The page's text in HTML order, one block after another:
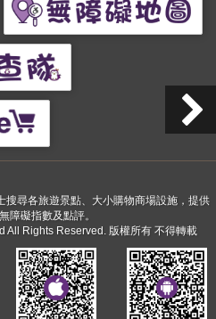
搜尋各旅遊景點、大小購物商場設施，提供
障礙指數及點評。
All Rights Reserved. 版權所有 不得轉載